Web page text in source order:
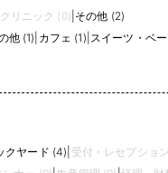
クリニック (0) その他 (2)
他 (1) カフェ (1) スイーツ・ベ
クヤード (4) 受付・レセプショ